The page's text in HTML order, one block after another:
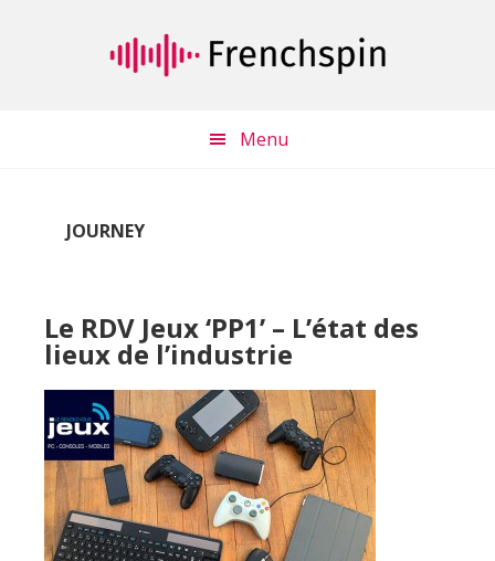
Menu
JOURNEY
Le RDV Jeux ‘PP1’ – L’état des
lieux de l’industrie